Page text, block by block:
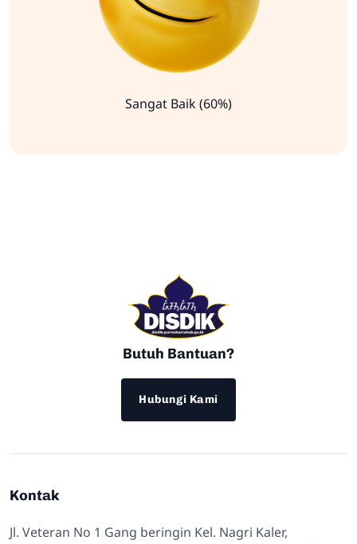
Sangat Baik (60%)
Butuh Bantuan?
Hubungi Kami
Kontak
Jl. Veteran No 1 Gang beringin Kel. Nagri Kaler,